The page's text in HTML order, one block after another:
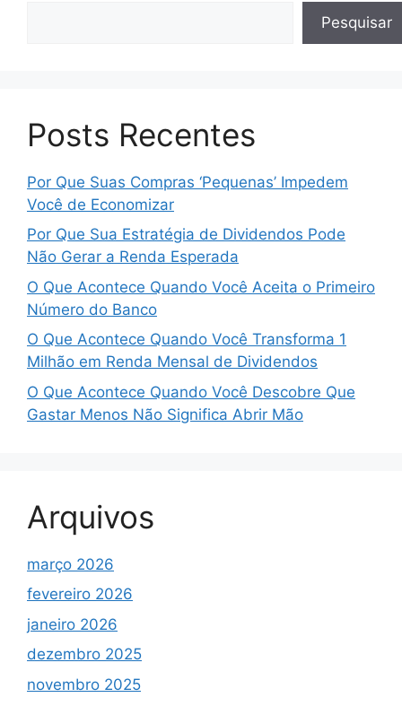
Pesquisar
Posts Recentes
Por Que Suas Compras ‘Pequenas’ Impedem
Você de Economizar
Por Que Sua Estratégia de Dividendos Pode
Não Gerar a Renda Esperada
O Que Acontece Quando Você Aceita o Primeiro
Número do Banco
O Que Acontece Quando Você Transforma 1
Milhão em Renda Mensal de Dividendos
O Que Acontece Quando Você Descobre Que
Gastar Menos Não Significa Abrir Mão
Arquivos
março 2026
fevereiro 2026
janeiro 2026
dezembro 2025
novembro 2025